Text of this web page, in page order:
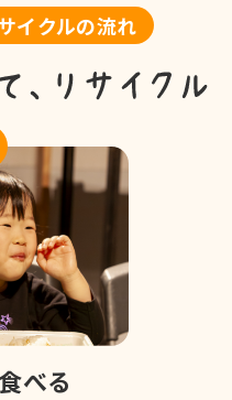
イクルの流れ
べる